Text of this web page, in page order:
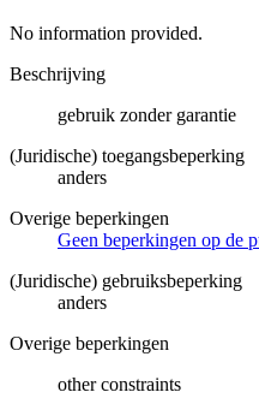
No information provided.
Beschrijving
gebruik zonder garantie
(Juridische) toegangsbeperking
anders
Overige beperkingen
Geen beperkingen op de
(Juridische) gebruiksbeperking
anders
Overige beperkingen
other constraints